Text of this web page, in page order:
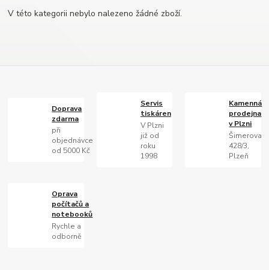
V této kategorii nebylo nalezeno žádné zboží.
Doprava
zdarma
při
objednávce
od 5000 Kč
Servis
tiskáren
V Plzni
již od
roku
1998
Kamenná
prodejna
v Plzni
Šimerova
428/3,
Plzeň
Oprava
počítačů a
notebooků
Rychle a
odborně